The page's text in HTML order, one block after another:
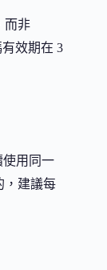
而非
有效期在 3
使用同一
，建議每